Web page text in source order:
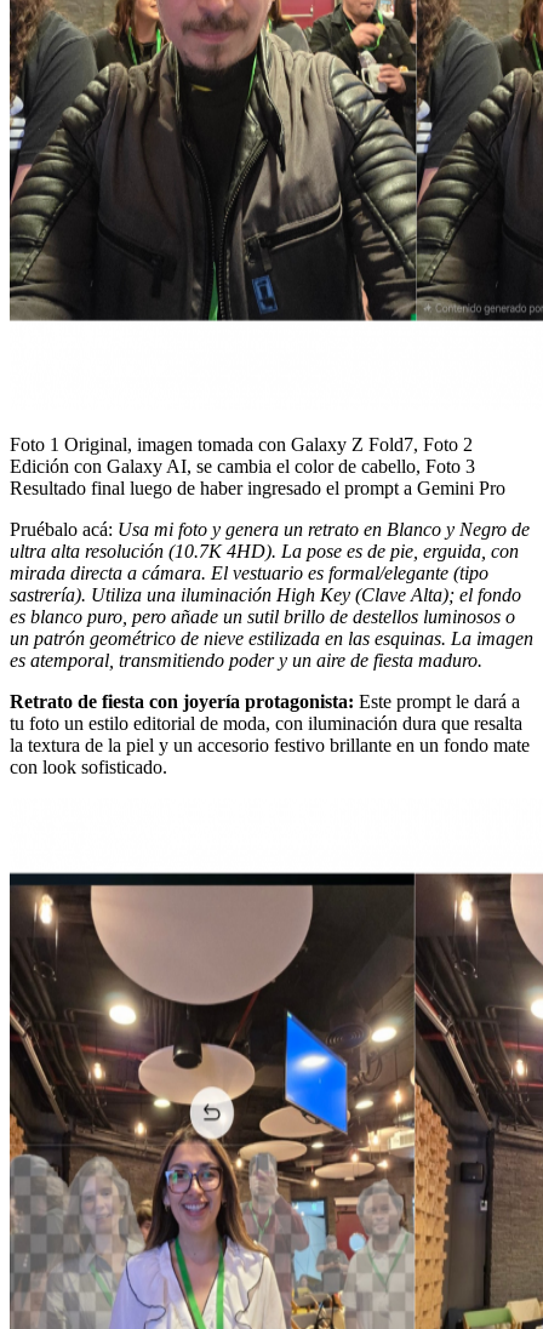
Foto 1 Original, imagen tomada con Galaxy Z Fold7, Foto 2
Edición con Galaxy AI, se cambia el color de cabello, Foto 3
Resultado final luego de haber ingresado el prompt a Gemini Pro
Pruébalo acá: Usa mi foto y genera un retrato en Blanco y Negro de
ultra alta resolución (10.7K 4HD). La pose es de pie, erguida, con
mirada directa a cámara. El vestuario es formal/elegante (tipo
sastrería). Utiliza una iluminación High Key (Clave Alta); el fondo
es blanco puro, pero añade un sutil brillo de destellos luminosos o
un patrón geométrico de nieve estilizada en las esquinas. La imagen
es atemporal, transmitiendo poder y un aire de fiesta maduro.
Retrato de fiesta con joyería protagonista: Este prompt le dará a
tu foto un estilo editorial de moda, con iluminación dura que resalta
la textura de la piel y un accesorio festivo brillante en un fondo mate
con look sofisticado.